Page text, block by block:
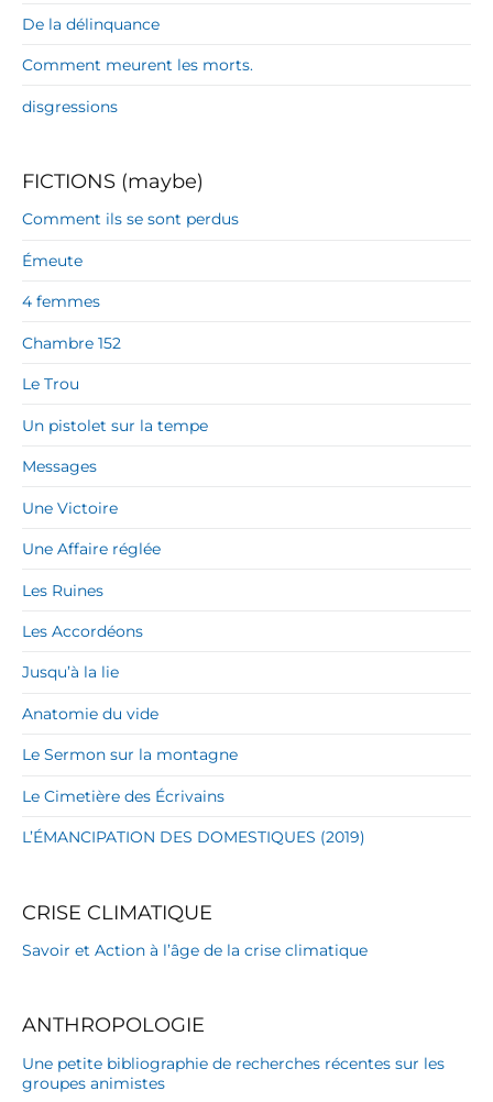
De la délinquance
Comment meurent les morts.
disgressions
FICTIONS (maybe)
Comment ils se sont perdus
Émeute
4 femmes
Chambre 152
Le Trou
Un pistolet sur la tempe
Messages
Une Victoire
Une Affaire réglée
Les Ruines
Les Accordéons
Jusqu’à la lie
Anatomie du vide
Le Sermon sur la montagne
Le Cimetière des Écrivains
L’ÉMANCIPATION DES DOMESTIQUES (2019)
CRISE CLIMATIQUE
Savoir et Action à l’âge de la crise climatique
ANTHROPOLOGIE
Une petite bibliographie de recherches récentes sur les
groupes animistes